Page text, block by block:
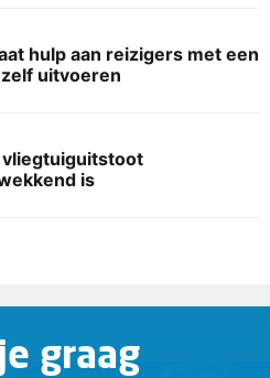
hulp aan reizigers met een
uitvoeren
vliegtuiguitstoot
is
graag